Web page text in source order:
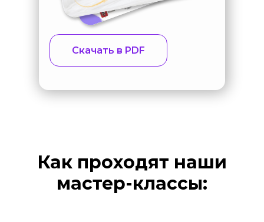
Скачать в PDF
Как проходят наши
мастер-классы: